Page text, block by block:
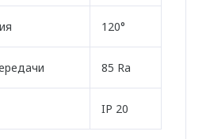
120°
85 Ra
IP 20